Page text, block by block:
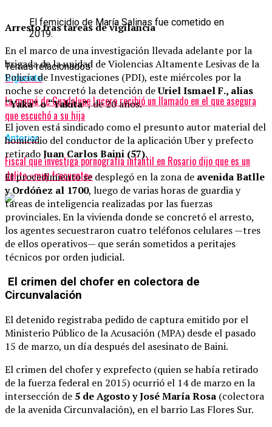
El femicidio de María Salinas fue cometido en
2019.
Temas relacionados:
Siguente
La mamá de Guadalupe Lucero recibió un llamado en el que asegura
que escuchó a su hija
Anterior
Fiscal que investiga pornografía infantil en Rosario dijo que es un
delito «muy frecuente»
Arresto tras tareas de vigilancia
En el marco de una investigación llevada adelante por la
brigada de la unidad de Violencias Altamente Lesivas de la
Policía de Investigaciones (PDI), este miércoles por la
noche se concretó la detención deUriel Ismael F., alias
“Yaka” o “Yakita”, de 20 años.
El joven está sindicado como el presunto autor material del
homicidio del conductor de la aplicación Uber y prefecto
retiradoJuan Carlos Baini (57).
El procedimiento se desplegó en la zona de avenida Batlle
y Ordóñez al 1700, luego de varias horas de guardia y
tareas de inteligencia realizadas por las fuerzas
provinciales. En la vivienda donde se concretó el arresto,
los agentes secuestraron cuatro teléfonos celulares —tres
de ellos operativos— que serán sometidos a peritajes
técnicos por orden judicial.
El crimen del chofer en colectora de
Circunvalación
El detenido registraba pedido de captura emitido por el
Ministerio Público de la Acusación (MPA) desde el pasado
15 de marzo, un día después del asesinato de Baini.
El crimen del chofer y exprefecto (quien se había retirado
de la fuerza federal en 2015) ocurrió el 14 de marzo en la
intersección de 5 de Agosto y José María Rosa (colectora
de la avenida Circunvalación), en el barrio Las Flores Sur.